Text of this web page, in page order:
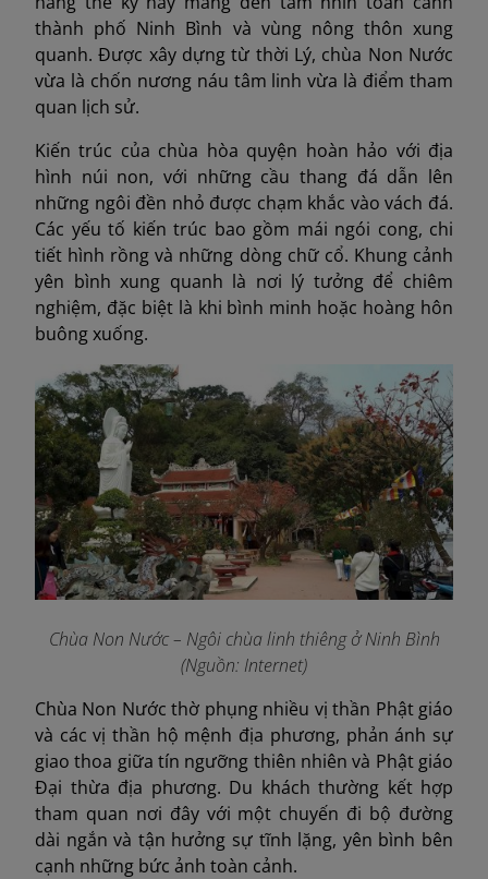
thành phố Ninh Bình và vùng nông thôn xung
quanh. Được xây dựng từ thời Lý, chùa Non Nước
vừa là chốn nương náu tâm linh vừa là điểm tham
quan lịch sử.
Kiến trúc của chùa hòa quyện hoàn hảo với địa
hình núi non, với những cầu thang đá dẫn lên
những ngôi đền nhỏ được chạm khắc vào vách đá.
Các yếu tố kiến trúc bao gồm mái ngói cong, chi
tiết hình rồng và những dòng chữ cổ. Khung cảnh
yên bình xung quanh là nơi lý tưởng để chiêm
nghiệm, đặc biệt là khi bình minh hoặc hoàng hôn
buông xuống.
Chùa Non Nước – Ngôi chùa linh thiêng ở Ninh Bình
(Nguồn: Internet)
Chùa Non Nước thờ phụng nhiều vị thần Phật giáo
và các vị thần hộ mệnh địa phương, phản ánh sự
giao thoa giữa tín ngưỡng thiên nhiên và Phật giáo
Đại thừa địa phương. Du khách thường kết hợp
tham quan nơi đây với một chuyến đi bộ đường
dài ngắn và tận hưởng sự tĩnh lặng, yên bình bên
cạnh những bức ảnh toàn cảnh.